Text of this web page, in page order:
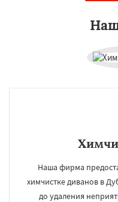
Наша фирма
химчистке диванов в
до удаления